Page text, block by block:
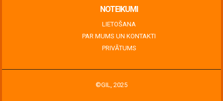
NOTEIKUMI
LIETOŠANA
PAR MUMS UN KONTAKTI
PRIVĀTUMS
©GIL, 2025